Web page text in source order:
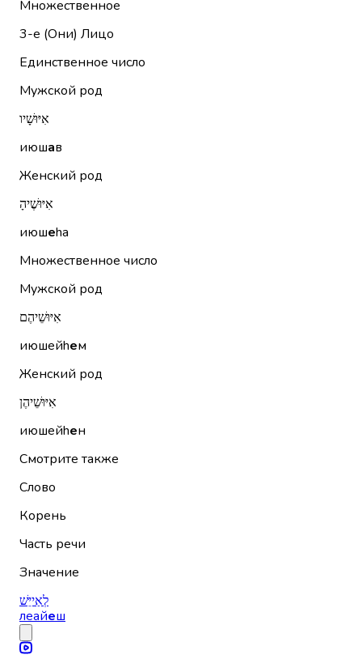
Множественное
3-е (Они) Лицо
Единственное число
Мужской род
אִיּוּשָׁיו
июшав
Женский род
אִיּוּשֶׁיהָ
июшеhа
Множественное число
Мужской род
אִיּוּשֵׁיהֶם
июшейhем
Женский род
אִיּוּשֵׁיהֶן
июшейhен
Смотрите также
Слово
Корень
Часть речи
Значение
לְאַייֵּשׁ
леайеш